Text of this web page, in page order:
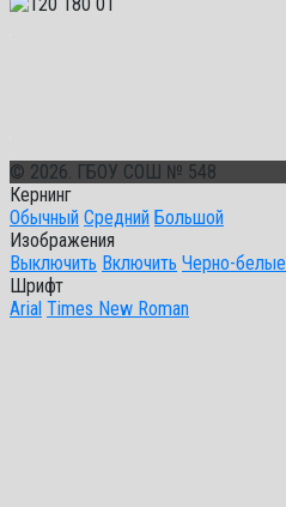
© 2026. ГБОУ СОШ № 548
Кернинг
Обычный Средний Большой
Изображения
Выключить Включить Черно-белые
Шрифт
Arial Times New Roman